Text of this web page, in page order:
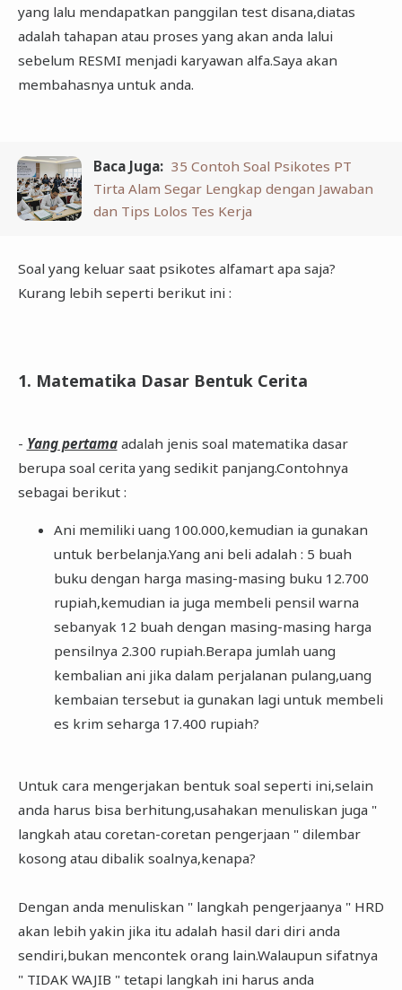
yang lalu mendapatkan panggilan test disana,diatas
adalah tahapan atau proses yang akan anda lalui
sebelum RESMI menjadi karyawan alfa.Saya akan
membahasnya untuk anda.
Baca Juga: 35 Contoh Soal Psikotes PT
Tirta Alam Segar Lengkap dengan Jawaban
dan Tips Lolos Tes Kerja
Soal yang keluar saat psikotes alfamart apa saja?
Kurang lebih seperti berikut ini :
1. Matematika Dasar Bentuk Cerita
- Yang pertamaadalah jenis soal matematika dasar
berupa soal cerita yang sedikit panjang.Contohnya
sebagai berikut :
Ani memiliki uang 100.000,kemudian ia gunakan
untuk berbelanja.Yang ani beli adalah : 5 buah
buku dengan harga masing-masing buku 12.700
rupiah,kemudian ia juga membeli pensil warna
sebanyak 12 buah dengan masing-masing harga
pensilnya 2.300 rupiah.Berapa jumlah uang
kembalian ani jika dalam perjalanan pulang,uang
kembaian tersebut ia gunakan lagi untuk membeli
es krim seharga 17.400 rupiah?
Untuk cara mengerjakan bentuk soal seperti ini,selain
anda harus bisa berhitung,usahakan menuliskan juga "
langkah atau coretan-coretan pengerjaan " dilembar
kosong atau dibalik soalnya,kenapa?
Dengan anda menuliskan " langkah pengerjaanya " HRD
akan lebih yakin jika itu adalah hasil dari diri anda
sendiri,bukan mencontek orang lain.Walaupun sifatnya
" TIDAK WAJIB " tetapi langkah ini harus anda